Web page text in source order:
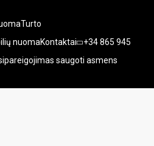
Turto
nuomaKontaktai +34 865 945
saugoti asmens